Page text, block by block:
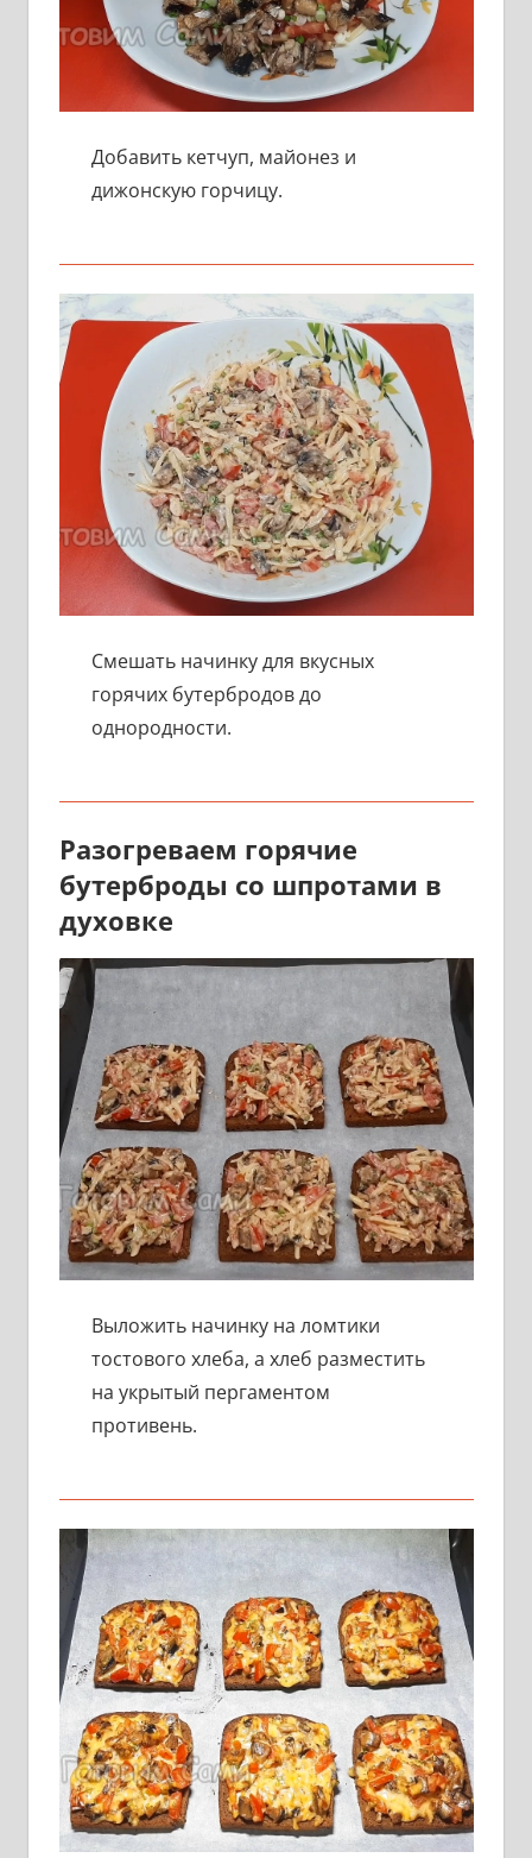
Добавить кетчуп, майонез и
дижонскую горчицу.
Смешать начинку для вкусных
горячих бутербродов до
однородности.
Разогреваем горячие
бутерброды со шпротами в
духовке
Выложить начинку на ломтики
тостового хлеба, а хлеб разместить
на укрытый пергаментом
противень.